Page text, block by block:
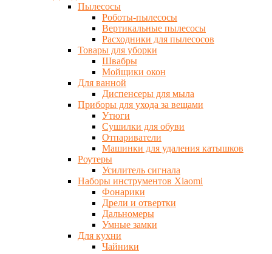
Пылесосы
Роботы-пылесосы
Вертикальные пылесосы
Расходники для пылесосов
Товары для уборки
Швабры
Мойщики окон
Для ванной
Диспенсеры для мыла
Приборы для ухода за вещами
Утюги
Сушилки для обуви
Отпариватели
Машинки для удаления катышков
Роутеры
Усилитель сигнала
Наборы инструментов Xiaomi
Фонарики
Дрели и отвертки
Дальномеры
Умные замки
Для кухни
Чайники